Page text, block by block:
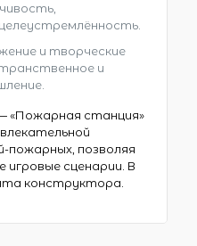
и творческие
и
«Пожарная станция»
пожарных, позволяя
сценарии. В
конструктора.